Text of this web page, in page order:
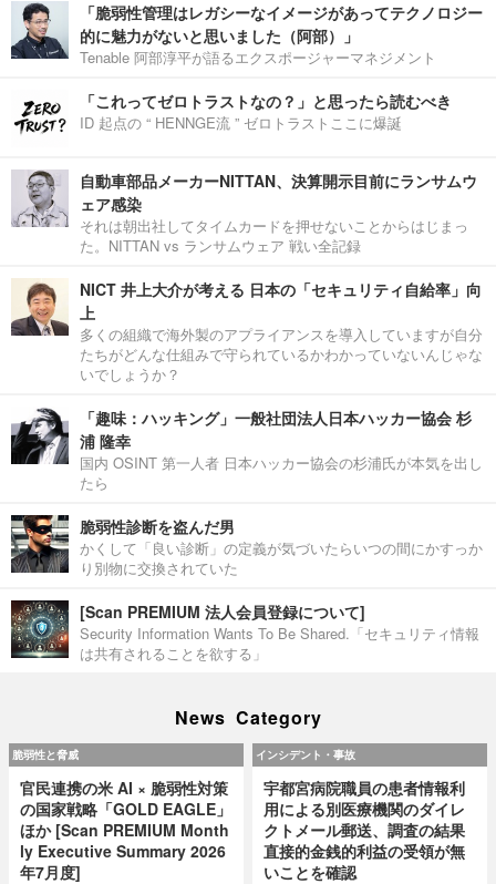
「脆弱性管理はレガシーなイメージがあってテクノロジー
的に魅力がないと思いました（阿部）」
Tenable 阿部淳平が語るエクスポージャーマネジメント
「これってゼロトラストなの？」と思ったら読むべき
ID 起点の “ HENNGE流 ” ゼロトラストここに爆誕
自動車部品メーカーNITTAN、決算開示目前にランサムウ
ェア感染
それは朝出社してタイムカードを押せないことからはじまっ
た。NITTAN vs ランサムウェア 戦い全記録
NICT 井上大介が考える 日本の「セキュリティ自給率」向
上
多くの組織で海外製のアプライアンスを導入していますが自分
たちがどんな仕組みで守られているかわかっていないんじゃな
いでしょうか？
「趣味：ハッキング」一般社団法人日本ハッカー協会 杉
浦 隆幸
国内 OSINT 第一人者 日本ハッカー協会の杉浦氏が本気を出し
たら
脆弱性診断を盗んだ男
かくして「良い診断」の定義が気づいたらいつの間にかすっか
り別物に交換されていた
[Scan PREMIUM 法人会員登録について]
Security Information Wants To Be Shared.「セキュリティ情報
は共有されることを欲する」
News Category
脆弱性と脅威
官民連携の米 AI × 脆弱性対策
の国家戦略「GOLD EAGLE」
ほか [Scan PREMIUM Month
ly Executive Summary 2026
年7月度]
インシデント・事故
宇都宮病院職員の患者情報利
用による別医療機関のダイレ
クトメール郵送、調査の結果
直接的金銭的利益の受領が無
いことを確認